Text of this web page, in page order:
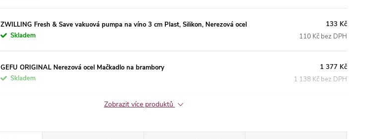
ZWILLING Fresh & Save vakuová pumpa na víno 3 cm Plast, Silikon, Nerezová ocel
Skladem
133 Kč
110 Kč bez DPH
GEFU ORIGINAL Nerezová ocel Mačkadlo na brambory
Skladem
1 377 Kč
1 138 Kč bez DPH
Zobrazit více produktů